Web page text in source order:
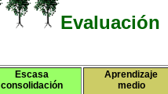
Evaluación
Escasa
consolidación
Aprendizaje
medio